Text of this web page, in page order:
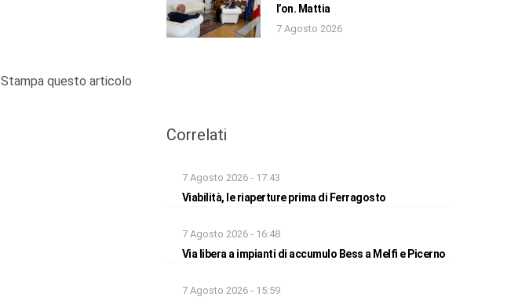
Stampa questo articolo
l’on. Mattia
7 Agosto 2026
Correlati
7 Agosto 2026 - 17:43
Viabilità, le riaperture prima di Ferragosto
7 Agosto 2026 - 16:48
Via libera a impianti di accumulo Bess a Melfi e Picerno
7 Agosto 2026 - 15:59